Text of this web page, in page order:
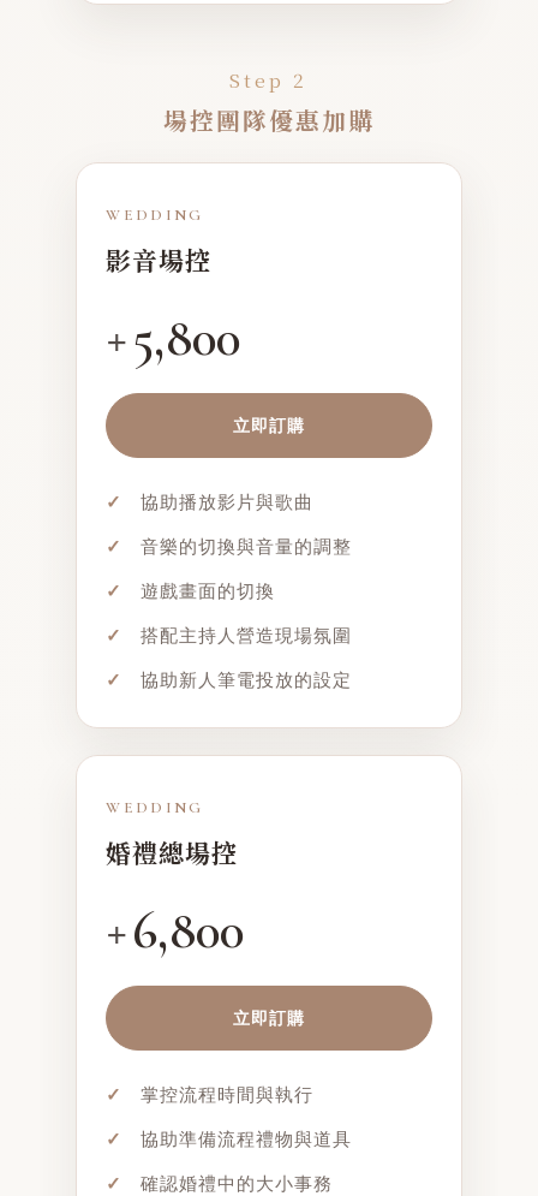
Step 2
場控團隊優惠加購
WEDDING
影音場控
+5,800
立即訂購
✓ 協助播放影片與歌曲
✓ 音樂的切換與音量的調整
✓ 遊戲畫面的切換
✓ 搭配主持人營造現場氛圍
✓ 協助新人筆電投放的設定
WEDDING
婚禮總場控
+6,800
立即訂購
✓ 掌控流程時間與執行
✓ 協助準備流程禮物與道具
✓ 確認婚禮中的大小事務